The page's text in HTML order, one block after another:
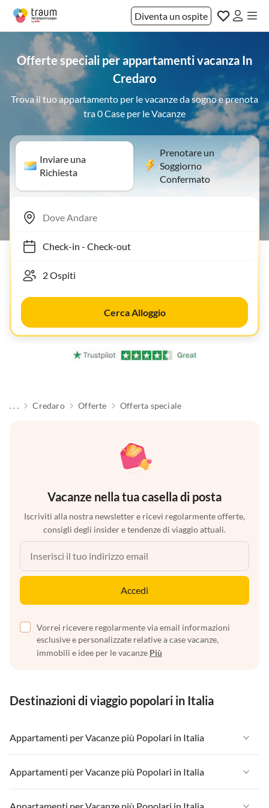
Diventa un ospite
Offerte speciali per appartamenti vacanza In
Credaro
Trova il tuo appartamento per le vacanze da sogno e prenota
tra 0 Case per le Vacanze
Inviare una
Richiesta
Prenotare un
Soggiorno
Confermato
Check-in- Check-out
Cerca Alloggio
. . . Credaro Offerte Offerta speciale
Vacanze nella tua casella di posta
Iscriviti alla nostra newsletter e ricevi regolarmente offerte,
consigli degli insider e tendenze di viaggio attuali.
Accedi
Vorrei ricevere regolarmente via email informazioni
esclusive e personalizzate relative a case vacanze,
immobili e idee per le vacanze Più
Destinazioni di viaggio popolari in Italia
Appartamenti per Vacanze più Popolari in Italia
Appartamenti per Vacanze in Italia
Appartamenti per Vacanze in Liguria
Appartamenti per Vacanze più Popolari in Italia
Appartamenti per Vacanze in Italia